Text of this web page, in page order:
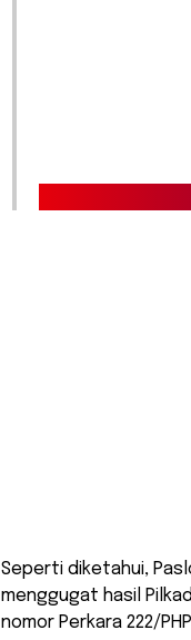
Seperti diketahui,
menggugat hasil
nomor Perkara 222/